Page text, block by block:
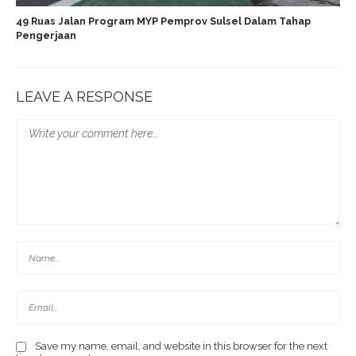
49 Ruas Jalan Program MYP Pemprov Sulsel Dalam Tahap
Pengerjaan
LEAVE A RESPONSE
Save my name, email, and website in this browser for the next